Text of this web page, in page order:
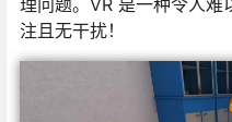
理问题。VR 是一种令人
注且无干扰！